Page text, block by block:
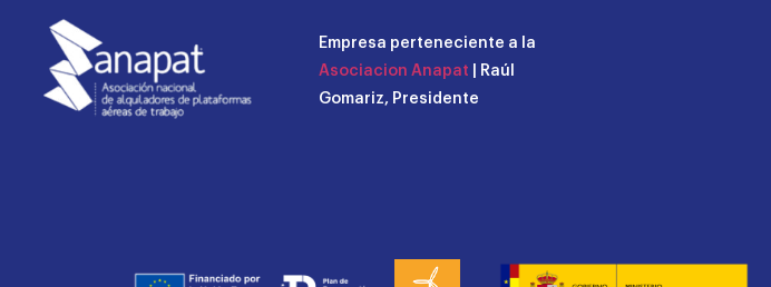
Empresa perteneciente a la
Asociacion Anapat | Raúl
Gomariz, Presidente